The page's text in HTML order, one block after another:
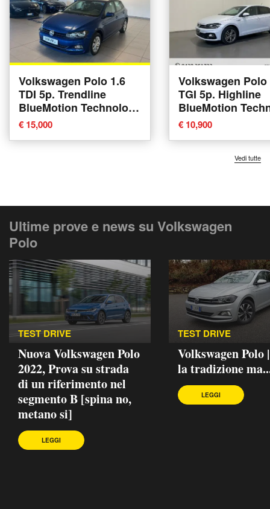
Volkswagen Polo 1.6
TDI 5p. Trendline
BlueMotion Technology
del 2019 usata a Alba
€ 15,000
Volkswagen Polo
TGI 5p. Highline
BlueMotion
del 2020 usata a
Conegliano
€ 10,900
Vedi tutte
Ultime prove e news su Volkswagen
Polo
TEST DRIVE
Nuova Volkswagen Polo
2022, Prova su strada
di un riferimento nel
segmento B [spina no,
metano si]
LEGGI
TEST DRIVE
Volkswagen Polo
la tradizione
LEGGI